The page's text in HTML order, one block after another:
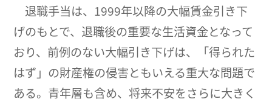
退職手当は、1999年以降の大幅賃金引き下
げのもとで、退職後の重要な生活資金となって
おり、前例のない大幅引き下げは、「得られた
はず」の財産権の侵害ともいえる重大な問題で
ある。青年層も含め、将来不安をさらに大きく